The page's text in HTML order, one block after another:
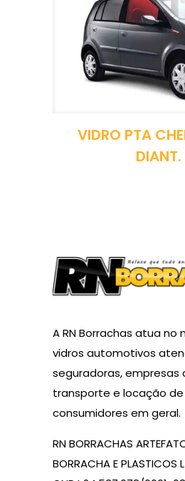
VIDRO PTA
DIANT.
A RN Borrachas atua no
vidros automotivos
seguradoras, empresas
transporte e locação de
consumidores em geral.
RN BORRACHAS
BORRACHA E PLASTICOS